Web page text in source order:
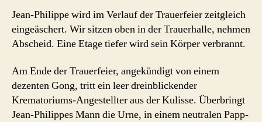
Jean-Philippe wird im Verlauf der Trauerfeier zeitgleich
eingeäschert. Wir sitzen oben in der Trauerhalle, nehmen
Abscheid. Eine Etage tiefer wird sein Körper verbrannt.
Am Ende der Trauerfeier, angekündigt von einem
dezenten Gong, tritt ein leer dreinblickender
Krematoriums-Angestellter aus der Kulisse. Überbringt
Jean-Philippes Mann die Urne, in einem neutralen Papp-